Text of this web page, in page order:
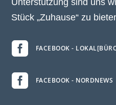
Stück „Zuhause“ zu
 FACEBOOK -
 FACEBOOK - NORDNEWS